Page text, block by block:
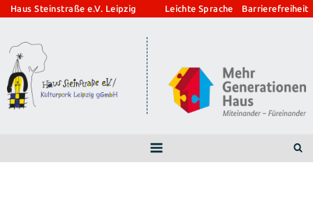
Zum
springen
Haus Steinstraße e.V. Leipzig Leichte Sprache Barrierefreiheit